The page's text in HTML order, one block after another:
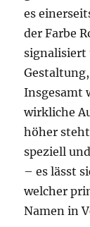
es
der Farbe
signalisiert
Insgesamt
wirkliche
höher
speziell
– es lässt
welcher
Namen in